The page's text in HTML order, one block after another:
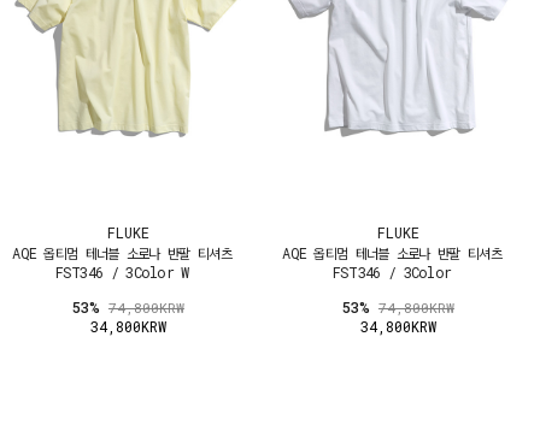
FLUKE
AQE 옵티멈 테너블 소로나 반팔 티셔츠
FST346 / 3Color W
53% 74,800KRW
34,800KRW
FLUKE
AQE 옵티멈 테너블 소로나 반팔 티셔츠
FST346 / 3Color
53% 74,800KRW
34,800KRW